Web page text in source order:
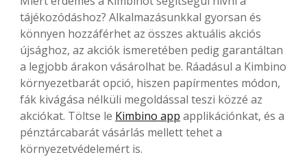
tájékozódáshoz? Alkalmazásunkkal gyorsan és
könnyen hozzáférhet az összes aktuális akciós
újsághoz, az akciók ismeretében pedig garantáltan
a legjobb árakon vásárolhat be. Ráadásul a Kimbino
környezetbarát opció, hiszen papírmentes módon,
fák kivágása nélküli megoldással teszi közzé az
akciókat. Töltse le Kimbino app applikációnkat, és a
pénztárcabarát vásárlás mellett tehet a
környezetvédelemért is.